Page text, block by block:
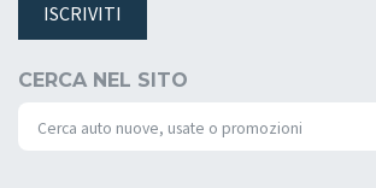
ISCRIVITI
CERCA NEL SITO